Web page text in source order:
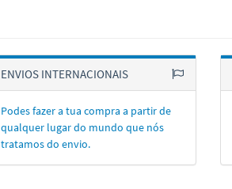
ENVIOS INTERNACIONAIS
Podes fazer a tua compra a partir de
qualquer lugar do mundo que nós
tratamos do envio.